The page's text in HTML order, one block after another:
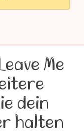
Me
dein
halten